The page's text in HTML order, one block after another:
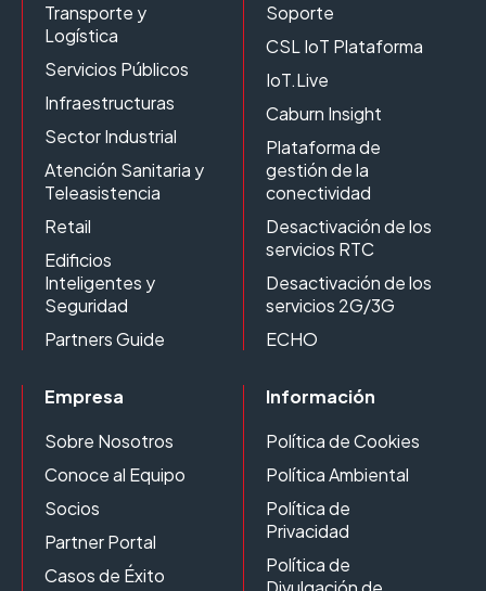
Transporte y
Logística
Servicios Públicos
Infraestructuras
Sector Industrial
Atención Sanitaria y
Teleasistencia
Retail
Edificios
Inteligentes y
Seguridad
Partners Guide
Soporte
CSL IoT Plataforma
IoT.Live
Caburn Insight
Plataforma de
gestión de la
conectividad
Desactivación de los
servicios RTC
Desactivación de los
servicios 2G/3G
ECHO
Empresa
Sobre Nosotros
Conoce al Equipo
Socios
Partner Portal
Casos de Éxito
Información
Política de Cookies
Política Ambiental
Política de
Privacidad
Política de